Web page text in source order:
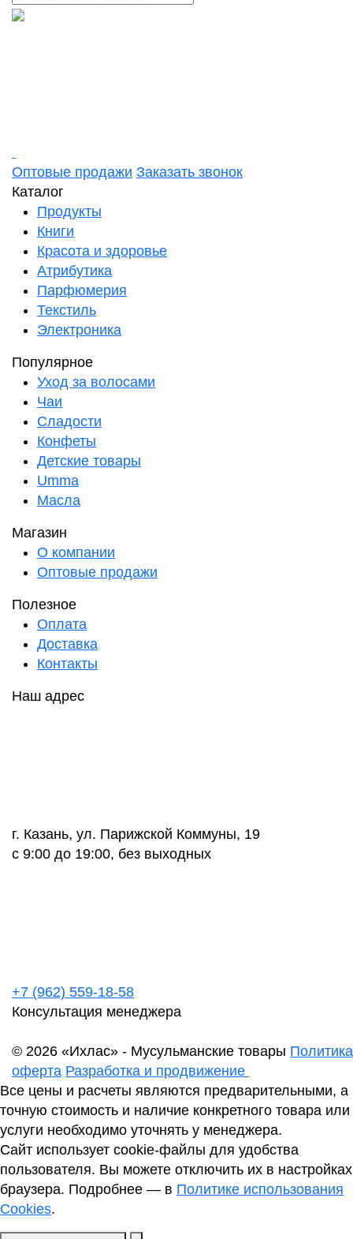
Оптовые продажи Заказать звонок
Каталог
Продукты
Книги
Красота и здоровье
Атрибутика
Парфюмерия
Текстиль
Электроника
Популярное
Уход за волосами
Чаи
Сладости
Конфеты
Детские товары
Umma
Масла
Магазин
О компании
Оптовые продажи
Полезное
Оплата
Доставка
Контакты
Наш адрес
г. Казань, ул. Парижской Коммуны, 19
с 9:00 до 19:00, без выходных
+7 (962) 559-18-58
Консультация менеджера
© 2026 «Ихлас» - Мусульманские товары
оферта Разработка и продвижение
Все цены и расчеты являются предварительными, а
точную стоимость и наличие конкретного товара или
услуги необходимо уточнять у менеджера.
Сайт использует cookie-файлы для удобства
пользователя. Вы можете отключить их в настройках
браузера. Подробнее — в Политике использования
Cookies.